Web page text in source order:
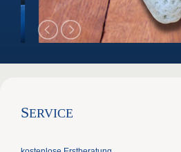
SERVICE